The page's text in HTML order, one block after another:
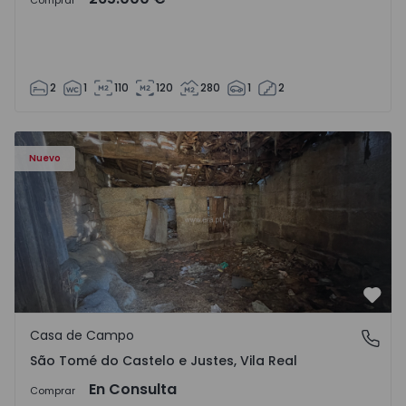
2 1 110 120 280 1 2
Nuevo
Casa Vila Real, São Tomé do Castelo e Justes - 1575189 - 1
São Tomé do Castelo e Justes, Vila Real
Casa de Campo
São Tomé do Castelo e Justes, Vila Real
Comprar En Consulta